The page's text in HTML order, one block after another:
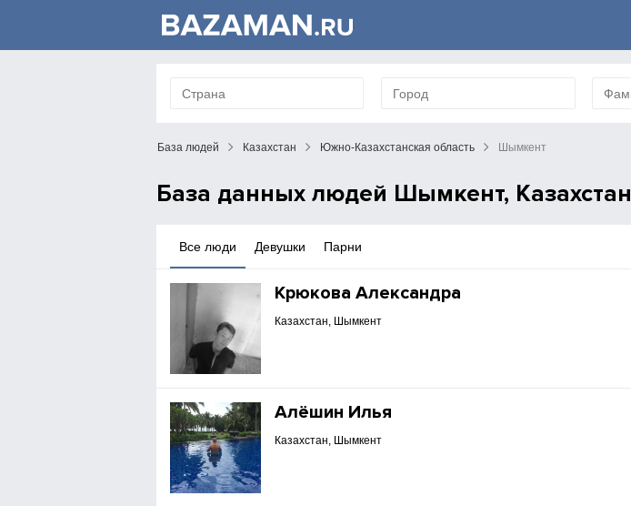
База людей Казахстан Южно-Казахстанская область Шымкент
База данных людей Шымкент, Казахстан
Парни
Девушки
Все люди
Крюкова Александра
Казахстан, Шымкент
Алёшин Илья
Казахстан, Шымкент